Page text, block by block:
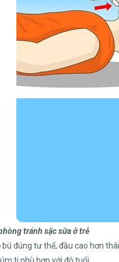
tránh sặc sữa ở trẻ
bú đúng tư thế, đầu cao hơn